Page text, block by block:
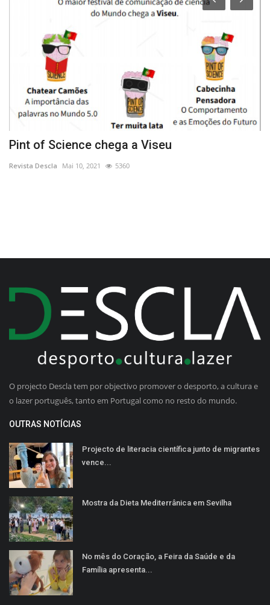
Pint of Science chega a Viseu
Revista Descla Mai 10, 2021 5360
O projecto Descla tem por objectivo promover o desporto, a cultura e
o lazer português, tanto em Portugal como no resto do mundo.
OUTRAS NOTÍCIAS
Projecto de literacia científica junto de migrantes
vence...
Mostra da Dieta Mediterrânica em Sevilha
No mês do Coração, a Feira da Saúde e da
Família apresenta...